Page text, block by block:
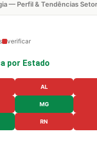
— Perfil & Tendências
verificar
por Estado
AL
MG
RN